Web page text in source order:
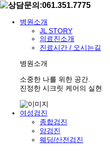
병원소개
JL STORY
의료진소개
진료시간 / 오시는길
병원소개
소중한 나를 위한 공간.
진정한 시크릿 케어의 실현
여성검진
종합검진
암검진
웨딩/산전검진